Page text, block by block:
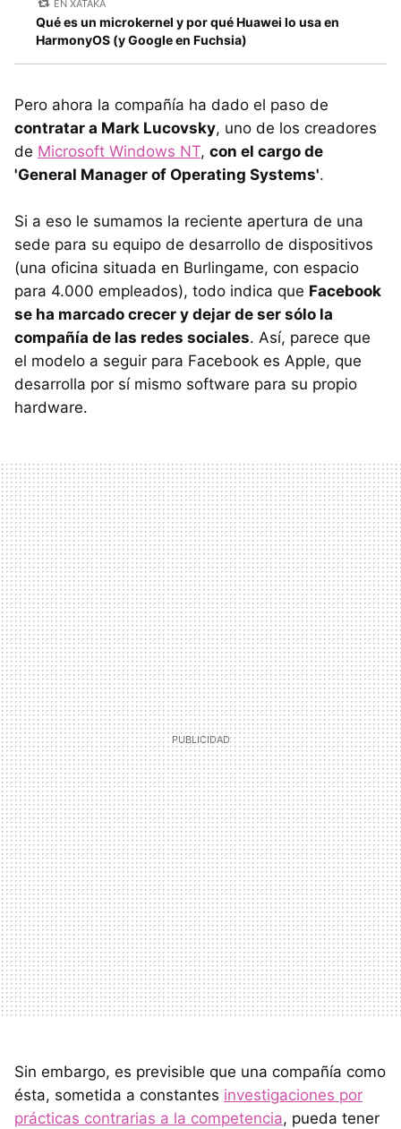
EN XATAKA
Qué es un microkernel y por qué Huawei lo usa en
HarmonyOS (y Google en Fuchsia)
Pero ahora la compañía ha dado el paso de
contratar a Mark Lucovsky, uno de los creadores
de Microsoft Windows NT, con el cargo de
'General Manager of Operating Systems'.
Si a eso le sumamos la reciente apertura de una
sede para su equipo de desarrollo de dispositivos
(una oficina situada en Burlingame, con espacio
para 4.000 empleados), todo indica que Facebook
se ha marcado crecer y dejar de ser sólo la
compañía de las redes sociales. Así, parece que
el modelo a seguir para Facebook es Apple, que
desarrolla por sí mismo software para su propio
hardware.
Sin embargo, es previsible que una compañía como
ésta, sometida a constantes investigaciones por
prácticas contrarias a la competencia, pueda tener